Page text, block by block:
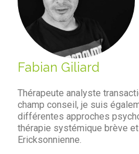
Fabian Giliard
Thérapeute analyste
champ conseil, je suis
différentes approches
thérapie systémique brève et
Ericksonnienne.